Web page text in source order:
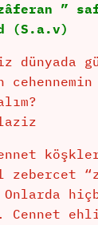
”
(S.a.v)
dünyada
Cennet